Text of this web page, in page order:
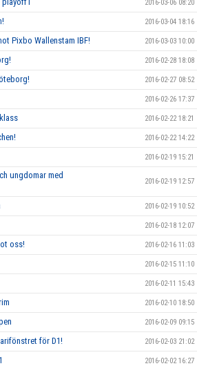
2016-03-06 08:20
2016-03-04 18:16
Pixbo Wallenstam IBF! 2016-03-03 10:00
2016-02-28 18:08
2016-02-27 08:52
2016-02-26 17:37
2016-02-22 18:21
2016-02-22 14:22
2016-02-19 15:21
ungdomar med
2016-02-19 12:57
2016-02-19 10:52
2016-02-18 12:07
oss! 2016-02-16 11:03
2016-02-15 11:10
2016-02-11 15:43
2016-02-10 18:50
2016-02-09 09:15
för D1! 2016-02-03 21:02
2016-02-02 16:27